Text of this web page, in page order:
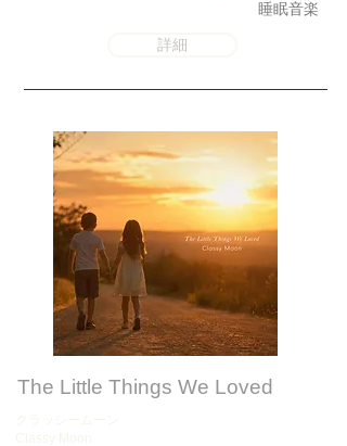
睡眠音楽
詳細
The Little Things We Loved